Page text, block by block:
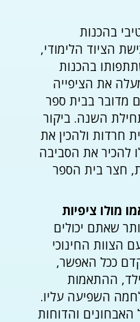
בהכנות
הציוד הלימודי,
בהכנות
את הציפייה
מדובר בבית ספר
השנה. ביקור
חרדות ולהכין את
להכיר את הסביבה
חצר בית הספר
מולו ציפיות
שאתם יכולים
הצוות החינוכי
ככל האפשר,
ההתאמות
השפיעה עליו.
האבחונים והדוחות